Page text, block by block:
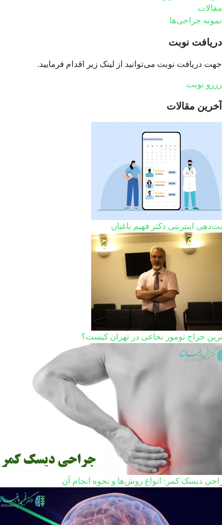
مقالات
نمونه جراحی‌ها
دریافت نوبت
جهت دریافت نوبت می‌توانید از لینک زیر اقدام فرمایید.
رزرو نوبت
آخرین مقالات
اینترنتی دکتر فهیم باغبان
جراح تومور نخاعی در تهران کیست؟
دیسک کمر: انواع روش‌ها و نحوه انجام آن